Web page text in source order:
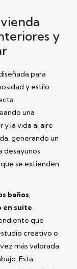
y
para
y estilo
una
la vida al aire
generando un
desayunos
se extienden
baños,
en suite.
que
creativo o
más valorada
Esta